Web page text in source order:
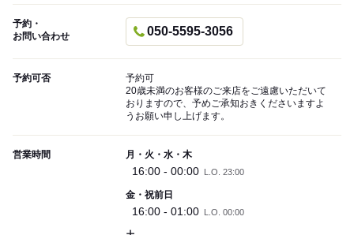
予約・
お問い合わせ
050-5595-3056
予約可否
予約可
20歳未満のお客様のご来店をご遠慮いただいて
おりますので、予めご承知おきくださいますよ
うお願い申し上げます。
営業時間 月・火・水・木
16:00 - 00:00 L.O. 23:00
金・祝前日
16:00 - 01:00 L.O. 00:00